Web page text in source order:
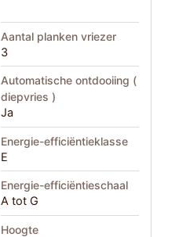
Aantal planken vriezer
3
Automatische ontdooiing (
diepvries )
Ja
Energie-efficiëntieklasse
E
Energie-efficiëntieschaal
A tot G
Hoogte